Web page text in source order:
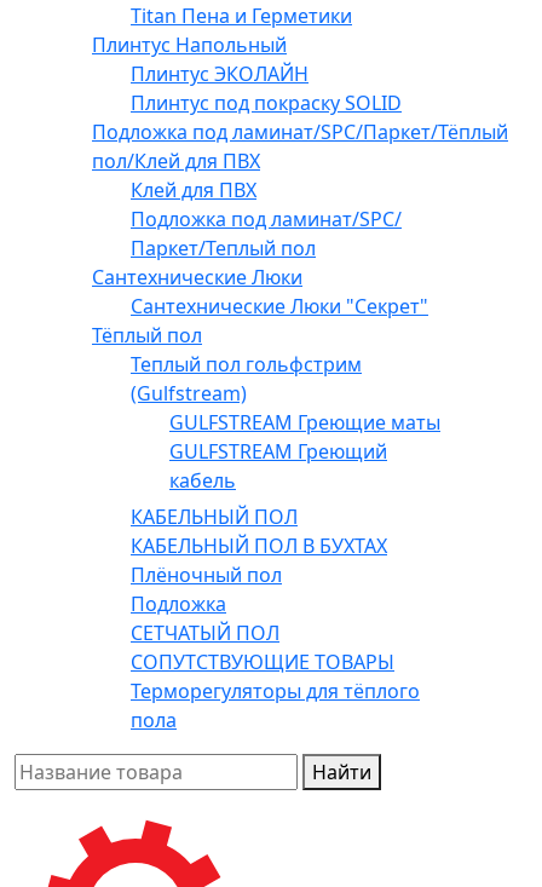
Titan Пена и Герметики
Плинтус Напольный
Плинтус ЭКОЛАЙН
Плинтус под покраску SOLID
Подложка под ламинат/SPC/Паркет/Тёплый
пол/Клей для ПВХ
Клей для ПВХ
Подложка под ламинат/SPC/
Паркет/Теплый пол
Сантехнические Люки
Сантехнические Люки "Секрет"
Тёплый пол
Теплый пол гольфстрим
(Gulfstream)
GULFSTREAM Греющие маты
GULFSTREAM Греющий
кабель
КАБЕЛЬНЫЙ ПОЛ
КАБЕЛЬНЫЙ ПОЛ В БУХТАХ
Плёночный пол
Подложка
СЕТЧАТЫЙ ПОЛ
СОПУТСТВУЮЩИЕ ТОВАРЫ
Терморегуляторы для тёплого
пола
Найти